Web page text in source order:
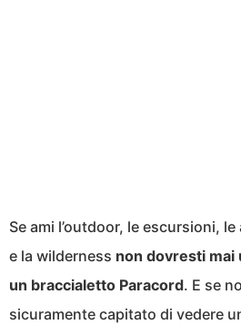
Se ami l’outdoor, le escursioni,
e la wilderness non dovresti mai
un braccialetto Paracord. E se
sicuramente capitato di vedere